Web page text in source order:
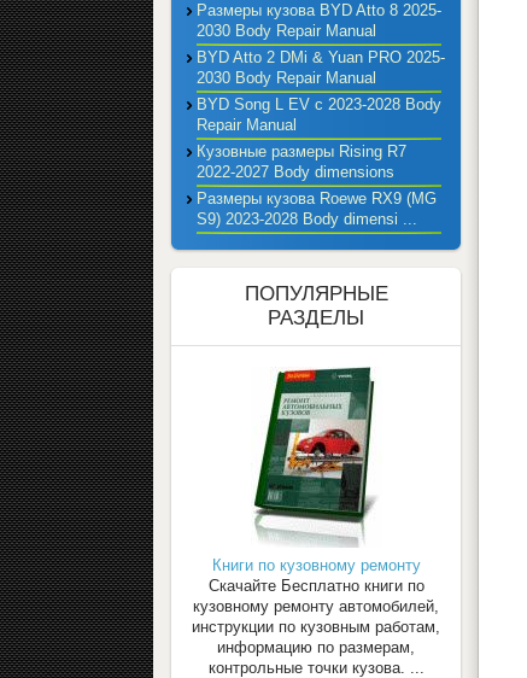
Размеры кузова BYD Atto 8 2025-
2030 Body Repair Manual
BYD Atto 2 DMi & Yuan PRO 2025-
2030 Body Repair Manual
BYD Song L EV с 2023-2028 Body
Repair Manual
Кузовные размеры Rising R7
2022-2027 Body dimensions
Размеры кузова Roewe RX9 (MG
S9) 2023-2028 Body dimensi ...
ПОПУЛЯРНЫЕ
РАЗДЕЛЫ
Книги по кузовному ремонту
Скачайте Бесплатно книги по
кузовному ремонту автомобилей,
инструкции по кузовным работам,
информацию по размерам,
контрольные точки кузова. ...